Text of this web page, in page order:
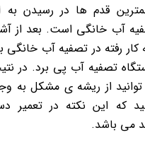
قدم ها در رسیدن
آب خانگی است. بعد از
کار رفته در تصفیه آب خانگی
تصفیه آب پی برد. در
از ریشه ی مشکل به
که این نکته در تعمیر
می باشد.